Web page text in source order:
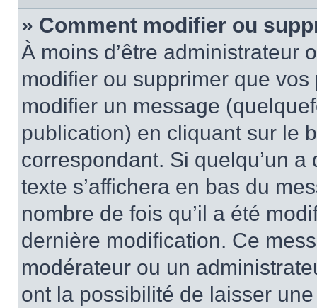
» Comment modifier ou
À moins d’être administrateur
modifier ou supprimer que
modifier un message
publication) en cliquant sur le
correspondant. Si quelqu’un
texte s’affichera en bas du
nombre de fois qu’il a été
dernière modification. Ce
modérateur ou un
ont la possibilité de laisser